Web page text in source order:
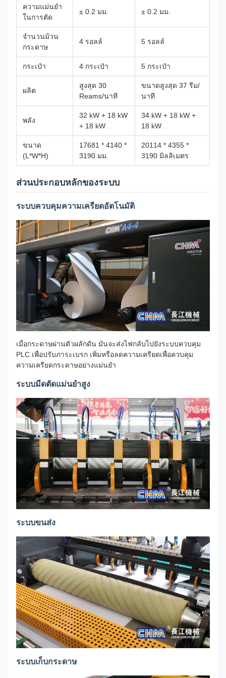
ความแม่นยํา
ในการตัด
± 0.2 มม. ± 0.2 มม.
จํานวนม้วน
กระดาษ
4 รอลล์ 5 รอลล์
กระเป๋า 4 กระเป๋า 5 กระเป๋า
ผลิต
สูงสุด 30
Reams/นาที
ขนาดสูงสุด 37 รีม/
นาที
พลัง
32 kW + 18 kW
+ 18 kW
34 kW + 18 kW +
18 kW
ขนาด
(L*W*H)
17681 * 4140 *
3190 มม.
20114 * 4355 *
3190 มิลลิเมตร
ส่วนประกอบหลักของระบบ
ระบบควบคุมความเครียดอัตโนมัติ
เมื่อกระดาษผ่านตัวผลักดัน มันจะส่งไฟกลับไปยังระบบควบคุม
PLC เพื่อปรับภาระเบรก เพิ่มหรือลดความเครียดเพื่อควบคุม
ความเครียดกระดาษอย่างแม่นยํา
ระบบมีดตัดแม่นยําสูง
ระบบขนส่ง
ระบบเก็บกระดาษ